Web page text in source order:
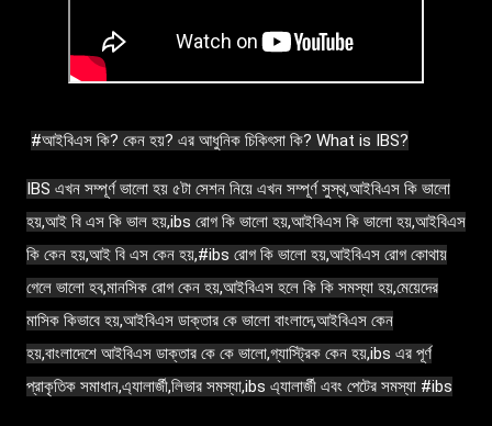
#আইবিএস কি? কেন হয়? এর আধুনিক চিকিৎসা কি? What is IBS?
IBS এখন সম্পূর্ণ ভালো হয় ৫টা সেশন নিয়ে এখন সম্পূর্ণ সুস্থ,আইবিএস কি ভালো
হয়,আই বি এস কি ভাল হয়,ibs রোগ কি ভালো হয়,আইবিএস কি ভালো হয়,আইবিএস
কি কেন হয়,আই বি এস কেন হয়,#ibs রোগ কি ভালো হয়,আইবিএস রোগ কোথায়
গেলে ভালো হব,মানসিক রোগ কেন হয়,আইবিএস হলে কি কি সমস্যা হয়,মেয়েদের
মাসিক কিভাবে হয়,আইবিএস ডাক্তার কে ভালো বাংলাদে,আইবিএস কেন
হয়,বাংলাদেশে আইবিএস ডাক্তার কে কে ভালো,গ্যাস্ট্রিক কেন হয়,ibs এর পূর্ণ
প্রাকৃতিক সমাধান,এ্যালার্জী,লিভার সমস্যা,ibs এ্যালার্জী এবং পেটের সমস্যা #ibs